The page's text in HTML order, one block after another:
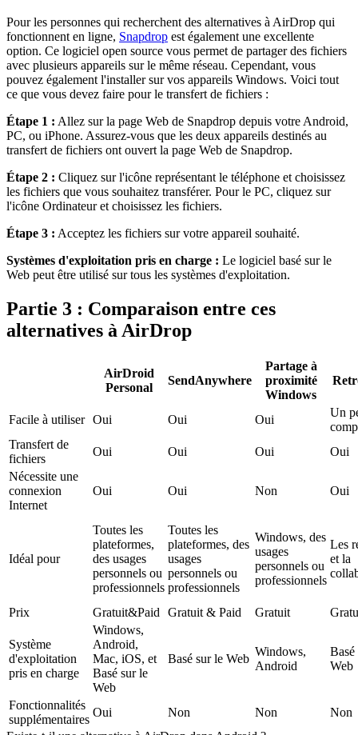
Pour les personnes qui recherchent des alternatives à AirDrop qui
fonctionnent en ligne, Snapdrop est également une excellente
option. Ce logiciel open source vous permet de partager des fichiers
avec plusieurs appareils sur le même réseau. Cependant, vous
pouvez également l'installer sur vos appareils Windows. Voici tout
ce que vous devez faire pour le transfert de fichiers :
Étape 1 : Allez sur la page Web de Snapdrop depuis votre Android,
PC, ou iPhone. Assurez-vous que les deux appareils destinés au
transfert de fichiers ont ouvert la page Web de Snapdrop.
Étape 2 : Cliquez sur l'icône représentant le téléphone et choisissez
les fichiers que vous souhaitez transférer. Pour le PC, cliquez sur
l'icône Ordinateur et choisissez les fichiers.
Étape 3 : Acceptez les fichiers sur votre appareil souhaité.
Systèmes d'exploitation pris en charge : Le logiciel basé sur le
Web peut être utilisé sur tous les systèmes d'exploitation.
Partie 3 : Comparaison entre ces
alternatives à AirDrop
AirDroid
Personal
SendAnywhere
Partage à
proximité
Windows
Facile à utiliser Oui Oui Oui
Un
Transfert de
fichiers
Oui Oui Oui
Oui
Nécessite une
connexion
Internet
Oui Oui Non Oui
Idéal pour
Toutes les
plateformes,
des usages
personnels ou
professionnels
Toutes les
plateformes, des
usages
personnels ou
professionnels
Windows, des
usages
personnels ou
professionnels
Les
et la
Prix Gratuit&Paid Gratuit & Paid Gratuit
Système
d'exploitation
pris en charge
Windows,
Android,
Mac, iOS, et
Basé sur le
Web
Basé sur le Web
Windows,
Android
Basé
Web
Fonctionnalités
supplémentaires
Oui Non Non
Non